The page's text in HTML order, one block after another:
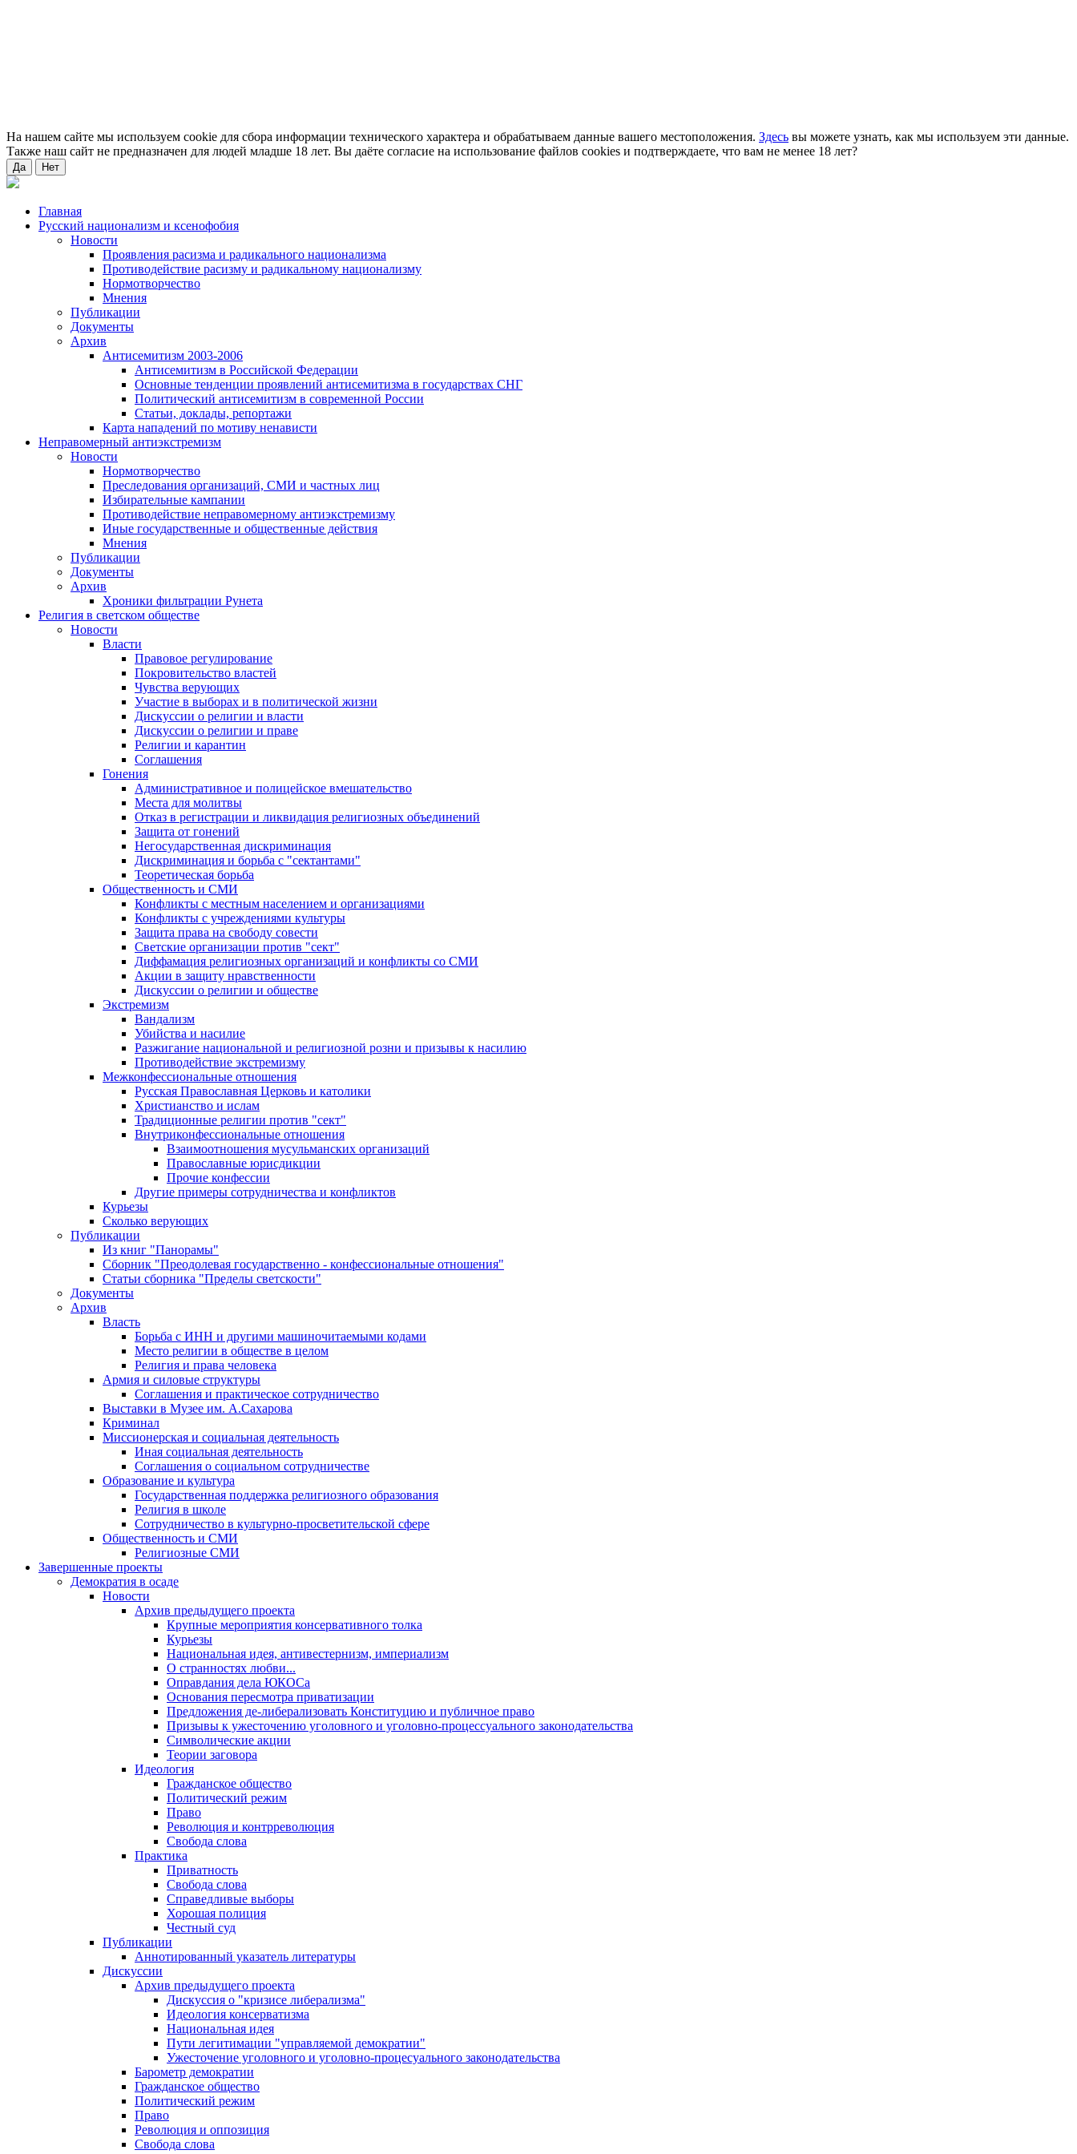
На нашем сайте мы используем cookie для сбора информации технического характера и обрабатываем данные вашего местоположения. Здесь вы можете узнать, как мы используем эти данные.
Также наш сайт не предназначен для людей младше 18 лет. Вы даёте согласие на использование файлов cookies и подтверждаете, что вам не менее 18 лет?
Да Нет
Главная
Русский национализм и ксенофобия
Новости
Проявления расизма и радикального национализма
Противодействие расизму и радикальному национализму
Нормотворчество
Мнения
Публикации
Документы
Архив
Антисемитизм 2003-2006
Антисемитизм в Российской Федерации
Основные тенденции проявлений антисемитизма в государствах СНГ
Политический антисемитизм в современной России
Статьи, доклады, репортажи
Карта нападений по мотиву ненависти
Неправомерный антиэкстремизм
Новости
Нормотворчество
Преследования организаций, СМИ и частных лиц
Избирательные кампании
Противодействие неправомерному антиэкстремизму
Иные государственные и общественные действия
Мнения
Публикации
Документы
Архив
Хроники фильтрации Рунета
Религия в светском обществе
Новости
Власти
Правовое регулирование
Покровительство властей
Чувства верующих
Участие в выборах и в политической жизни
Дискуссии о религии и власти
Дискуссии о религии и праве
Религии и карантин
Соглашения
Гонения
Административное и полицейское вмешательство
Места для молитвы
Отказ в регистрации и ликвидация религиозных объединений
Защита от гонений
Негосударственная дискриминация
Дискриминация и борьба с "сектантами"
Теоретическая борьба
Общественность и СМИ
Конфликты с местным населением и организациями
Конфликты с учреждениями культуры
Защита права на свободу совести
Светские организации против "сект"
Диффамация религиозных организаций и конфликты со СМИ
Акции в защиту нравственности
Дискуссии о религии и обществе
Экстремизм
Вандализм
Убийства и насилие
Разжигание национальной и религиозной розни и призывы к насилию
Противодействие экстремизму
Межконфессиональные отношения
Русская Православная Церковь и католики
Христианство и ислам
Традиционные религии против "сект"
Внутриконфессиональные отношения
Взаимоотношения мусульманских организаций
Православные юрисдикции
Прочие конфессии
Другие примеры сотрудничества и конфликтов
Курьезы
Сколько верующих
Публикации
Из книг "Панорамы"
Сборник "Преодолевая государственно - конфессиональные отношения"
Статьи сборника "Пределы светскости"
Документы
Архив
Власть
Борьба с ИНН и другими машиночитаемыми кодами
Место религии в обществе в целом
Религия и права человека
Армия и силовые структуры
Соглашения и практическое сотрудничество
Выставки в Музее им. А.Сахарова
Криминал
Миссионерская и социальная деятельность
Иная социальная деятельность
Соглашения о социальном сотрудничестве
Образование и культура
Государственная поддержка религиозного образования
Религия в школе
Сотрудничество в культурно-просветительской сфере
Общественность и СМИ
Религиозные СМИ
Завершенные проекты
Демократия в осаде
Новости
Архив предыдущего проекта
Крупные мероприятия консервативного толка
Курьезы
Национальная идея, антивестернизм, империализм
О странностях любви...
Оправдания дела ЮКОСа
Основания пересмотра приватизации
Предложения де-либерализовать Конституцию и публичное право
Призывы к ужесточению уголовного и уголовно-процессуального законодательства
Символические акции
Теории заговора
Идеология
Гражданское общество
Политический режим
Право
Революция и контрреволюция
Свобода слова
Практика
Приватность
Свобода слова
Справедливые выборы
Хорошая полиция
Честный суд
Публикации
Аннотированный указатель литературы
Дискуссии
Архив предыдущего проекта
Дискуссия о "кризисе либерализма"
Идеология консерватизма
Национальная идея
Пути легитимации "управляемой демократии"
Ужесточение уголовного и уголовно-процесуального законодательства
Барометр демократии
Гражданское общество
Политический режим
Право
Революция и оппозиция
Свобода слова